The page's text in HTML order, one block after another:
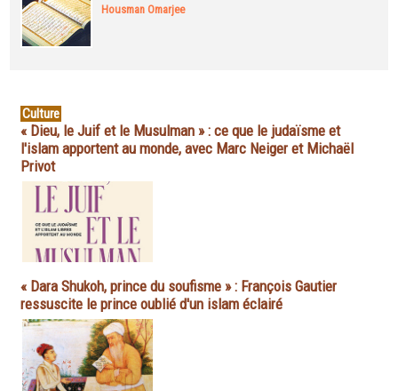
Housman Omarjee
Culture
« Dieu, le Juif et le Musulman » : ce que le judaïsme et
l'islam apportent au monde, avec Marc Neiger et Michaël
Privot
« Dara Shukoh, prince du soufisme » : François Gautier
ressuscite le prince oublié d'un islam éclairé